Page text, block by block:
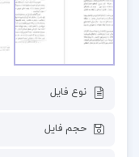
نوع فایل
حجم فایل